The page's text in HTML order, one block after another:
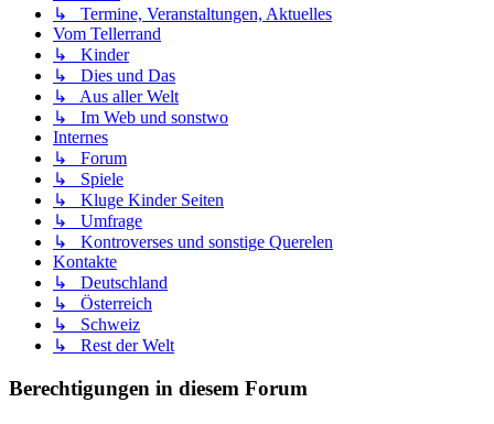
↳ Termine, Veranstaltungen, Aktuelles
Vom Tellerrand
↳ Kinder
↳ Dies und Das
↳ Aus aller Welt
↳ Im Web und sonstwo
Internes
↳ Forum
↳ Spiele
↳ Kluge Kinder Seiten
↳ Umfrage
↳ Kontroverses und sonstige Querelen
Kontakte
↳ Deutschland
↳ Österreich
↳ Schweiz
↳ Rest der Welt
Berechtigungen in diesem Forum